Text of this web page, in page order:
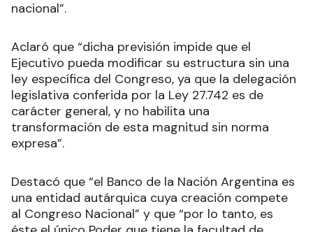
nacional”.
Aclaró que “dicha previsión impide que el
Ejecutivo pueda modificar su estructura sin una
ley específica del Congreso, ya que la delegación
legislativa conferida por la Ley 27.742 es de
carácter general, y no habilita una
transformación de esta magnitud sin norma
expresa”.
Destacó que “el Banco de la Nación Argentina es
una entidad autárquica cuya creación compete
al Congreso Nacional” y que “por lo tanto, es